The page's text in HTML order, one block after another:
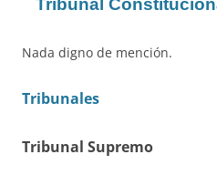
Tribunal
Nada digno de mención.
Tribunales
Tribunal Supremo